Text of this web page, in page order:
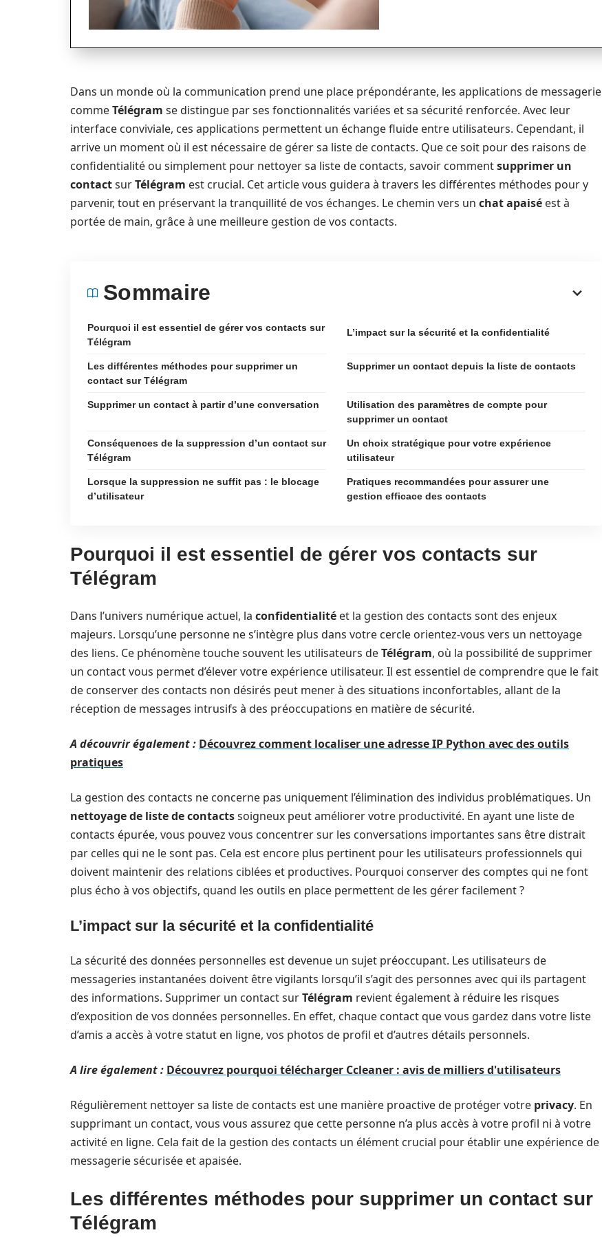
Dans un monde où la communication prend une place prépondérante, les applications de messagerie
commeTélégram se distingue par ses fonctionnalités variées et sa sécurité renforcée. Avec leur
interface conviviale, ces applications permettent un échange fluide entre utilisateurs. Cependant, il
arrive un moment où il est nécessaire de gérer sa liste de contacts. Que ce soit pour des raisons de
confidentialité ou simplement pour nettoyer sa liste de contacts, savoir commentsupprimer un
contactsurTélégram est crucial. Cet article vous guidera à travers les différentes méthodes pour y
parvenir, tout en préservant la tranquillité de vos échanges. Le chemin vers un chat apaisé est à
portée de main, grâce à une meilleure gestion de vos contacts.
Sommaire
Pourquoi il est essentiel de gérer vos contacts sur
Télégram
L’impact sur la sécurité et la confidentialité
Les différentes méthodes pour supprimer un
contact sur Télégram
Supprimer un contact depuis la liste de contacts
Supprimer un contact à partir d’une conversation
Utilisation des paramètres de compte pour
supprimer un contact
Conséquences de la suppression d’un contact sur
Télégram
Un choix stratégique pour votre expérience
utilisateur
Lorsque la suppression ne suffit pas : le blocage
d’utilisateur
Pratiques recommandées pour assurer une
gestion efficace des contacts
Pourquoi il est essentiel de gérer vos contacts sur
Télégram
Dans l’univers numérique actuel, la confidentialité et la gestion des contacts sont des enjeux
majeurs. Lorsqu’une personne ne s’intègre plus dans votre cercle orientez-vous vers un nettoyage
des liens. Ce phénomène touche souvent les utilisateurs deTélégram, où la possibilité de supprimer
un contact vous permet d’élever votre expérience utilisateur. Il est essentiel de comprendre que le fait
de conserver des contacts non désirés peut mener à des situations inconfortables, allant de la
réception de messages intrusifs à des préoccupations en matière de sécurité.
A découvrir également : Découvrez comment localiser une adresse IP Python avec des outils
pratiques
La gestion des contacts ne concerne pas uniquement l’élimination des individus problématiques. Un
nettoyage de liste de contactssoigneux peut améliorer votre productivité. En ayant une liste de
contacts épurée, vous pouvez vous concentrer sur les conversations importantes sans être distrait
par celles qui ne le sont pas. Cela est encore plus pertinent pour les utilisateurs professionnels qui
doivent maintenir des relations ciblées et productives. Pourquoi conserver des comptes qui ne font
plus écho à vos objectifs, quand les outils en place permettent de les gérer facilement ?
L’impact sur la sécurité et la confidentialité
La sécurité des données personnelles est devenue un sujet préoccupant. Les utilisateurs de
messageries instantanées doivent être vigilants lorsqu’il s’agit des personnes avec qui ils partagent
des informations. Supprimer un contact surTélégram revient également à réduire les risques
d’exposition de vos données personnelles. En effet, chaque contact que vous gardez dans votre liste
d’amis a accès à votre statut en ligne, vos photos de profil et d’autres détails personnels.
A lire également : Découvrez pourquoi télécharger Ccleaner : avis de milliers d'utilisateurs
Régulièrement nettoyer sa liste de contacts est une manière proactive de protéger votre privacy. En
supprimant un contact, vous vous assurez que cette personne n’a plus accès à votre profil ni à votre
activité en ligne. Cela fait de la gestion des contacts un élément crucial pour établir une expérience de
messagerie sécurisée et apaisée.
Les différentes méthodes pour supprimer un contact sur
Télégram